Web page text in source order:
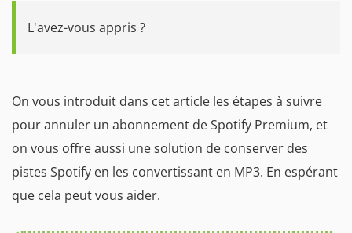
L'avez-vous appris ?
On vous introduit dans cet article les étapes à suivre
pour annuler un abonnement de Spotify Premium, et
on vous offre aussi une solution de conserver des
pistes Spotify en les convertissant en MP3. En espérant
que cela peut vous aider.